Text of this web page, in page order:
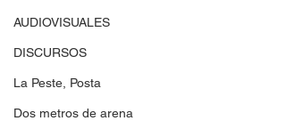
AUDIOVISUALES
DISCURSOS
La Peste, Posta
Dos metros de arena